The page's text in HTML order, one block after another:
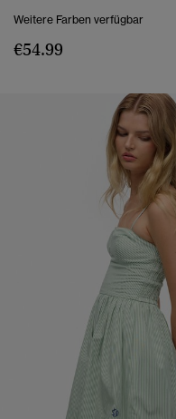
Weitere Farben verfügbar
€54.99